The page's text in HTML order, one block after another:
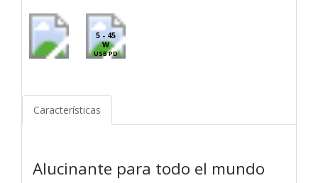
5 - 45
W
USB PD
Características
Alucinante para todo el mundo